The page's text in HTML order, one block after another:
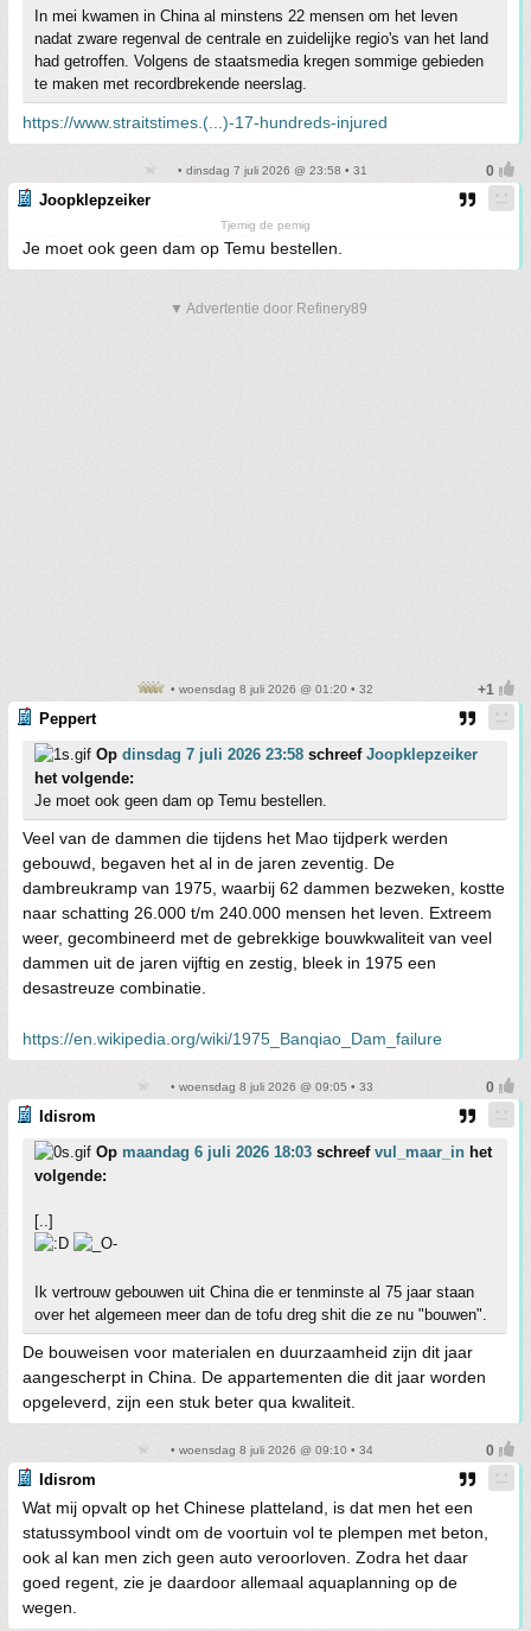
In mei kwamen in China al minstens 22 mensen om het leven
nadat zware regenval de centrale en zuidelijke regio's van het land
had getroffen. Volgens de staatsmedia kregen sommige gebieden
te maken met recordbrekende neerslag.
https://www.straitstimes.(...)-17-hundreds-injured
• dinsdag 7 juli 2026 @ 23:58 • 31
Joopklepzeiker
Tjemig de pemig
Je moet ook geen dam op Temu bestellen.
▼ Advertentie door Refinery89
• woensdag 8 juli 2026 @ 01:20 • 32
Peppert
Op dinsdag 7 juli 2026 23:58 schreef Joopklepzeiker
het volgende:
Je moet ook geen dam op Temu bestellen.
Veel van de dammen die tijdens het Mao tijdperk werden
gebouwd, begaven het al in de jaren zeventig. De
dambreukramp van 1975, waarbij 62 dammen bezweken, kostte
naar schatting 26.000 t/m 240.000 mensen het leven. Extreem
weer, gecombineerd met de gebrekkige bouwkwaliteit van veel
dammen uit de jaren vijftig en zestig, bleek in 1975 een
desastreuze combinatie.
https://en.wikipedia.org/wiki/1975_Banqiao_Dam_failure
• woensdag 8 juli 2026 @ 09:05 • 33
Idisrom
Op maandag 6 juli 2026 18:03 schreef vul_maar_in het
volgende:
[..]
Ik vertrouw gebouwen uit China die er tenminste al 75 jaar staan
over het algemeen meer dan de tofu dreg shit die ze nu "bouwen".
De bouweisen voor materialen en duurzaamheid zijn dit jaar
aangescherpt in China. De appartementen die dit jaar worden
opgeleverd, zijn een stuk beter qua kwaliteit.
• woensdag 8 juli 2026 @ 09:10 • 34
Idisrom
Wat mij opvalt op het Chinese platteland, is dat men het een
statussymbool vindt om de voortuin vol te plempen met beton,
ook al kan men zich geen auto veroorloven. Zodra het daar
goed regent, zie je daardoor allemaal aquaplanning op de
wegen.